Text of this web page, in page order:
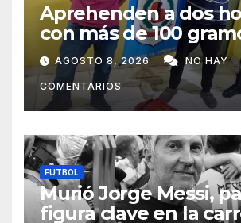
Aprehenden a dos
con más de 100
supuesta marihuana
Horqueta
AGOSTO 8, 2026 NO HAY
COMENTARIOS
FUTBOL
Murió Jorge Messi,
figura clave en la